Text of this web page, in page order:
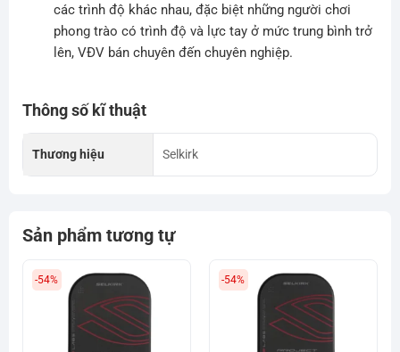
các trình độ khác nhau, đặc biệt những người chơi
phong trào có trình độ và lực tay ở mức trung bình trở
lên, VĐV bán chuyên đến chuyên nghiệp.
Thông số kĩ thuật
Thương hiệu Selkirk
Sản phẩm tương tự
-54% -54%